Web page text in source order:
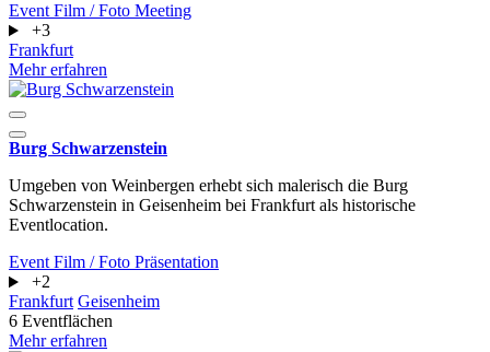
Event Film / Foto Meeting
+3
Frankfurt
Mehr erfahren
Burg Schwarzenstein
Umgeben von Weinbergen erhebt sich malerisch die Burg
Schwarzenstein in Geisenheim bei Frankfurt als historische
Eventlocation.
Event Film / Foto Präsentation
+2
Frankfurt Geisenheim
6 Eventflächen
Mehr erfahren